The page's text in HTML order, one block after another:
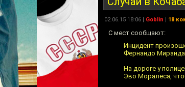
02.06.15 18:06 | Goblin | 18
С мест сообщают:
Инцидент
Фернандо
На дороге у
Эво Моралеса,